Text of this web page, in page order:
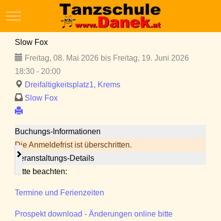
Mobile Menu Toggle
Slow Fox
Freitag, 08. Mai 2026 bis Freitag, 19. Juni 2026
18:30 - 20:00
Dreifaltigkeitsplatz1, Krems
Slow Fox
Buchungs-Informationen
Die Anmeldefrist ist überschritten.
Veranstaltungs-Details
Bitte beachten:
Termine und Ferienzeiten
Prospekt download - Änderungen online bitte